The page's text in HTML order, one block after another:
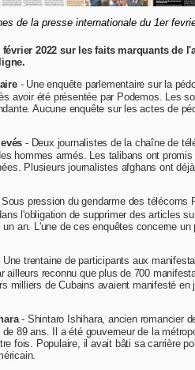
de la presse internationale du 1er
février 2022 sur les faits marquants de
- Une enquête parlementaire sur la
avoir été présentée par Podemos. Les
Aucune enquête sur les actes de
- Deux journalistes de la chaîne de
hommes armés. Les talibans ont
Plusieurs journalistes afghans ont
pression du gendarme des télécoms
l'obligation de supprimer des articles
an. L'une de ces enquêtes concerne
trentaine de participants aux
ailleurs reconnu que plus de 700
milliers de Cubains avaient manifesté
- Shintaro Ishihara, ancien romancier
89 ans. Il a été gouverneur de la
fois. Populaire, il avait bâti sa carrière